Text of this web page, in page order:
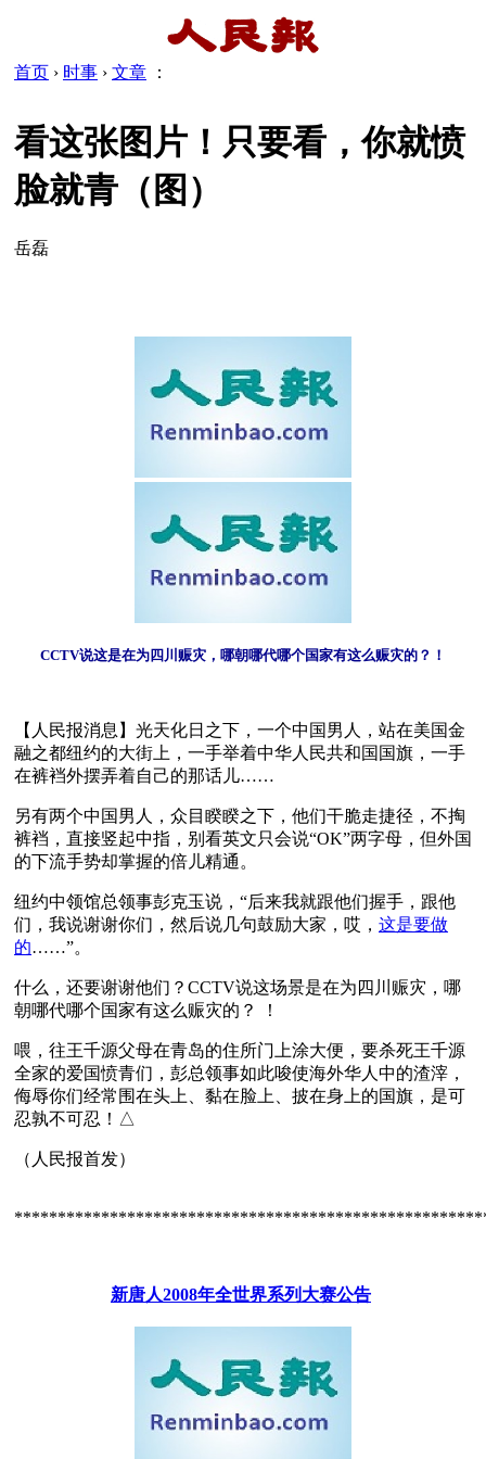
首页 › 时事 › 文章 ：
看这张图片！只要看，你就愤
脸就青（图）
岳磊
CCTV说这是在为四川赈灾，哪朝哪代哪个国家有这么赈灾的？！
【人民报消息】光天化日之下，一个中国男人，站在美国金
融之都纽约的大街上，一手举着中华人民共和国国旗，一手
在裤裆外摆弄着自己的那话儿……
另有两个中国男人，众目睽睽之下，他们干脆走捷径，不掏
裤裆，直接竖起中指，别看英文只会说“OK”两字母，但外国
的下流手势却掌握的倍儿精通。
纽约中领馆总领事彭克玉说，“后来我就跟他们握手，跟他
们，我说谢谢你们，然后说几句鼓励大家，哎， 这是要做
的……”。
什么，还要谢谢他们？CCTV说这场景是在为四川赈灾，哪
朝哪代哪个国家有这么赈灾的？ ！
喂，往王千源父母在青岛的住所门上涂大便，要杀死王千源
全家的爱国愤青们，彭总领事如此唆使海外华人中的渣滓，
侮辱你们经常围在头上、黏在脸上、披在身上的国旗，是可
忍孰不可忍！△
（人民报首发）
新唐人2008年全世界系列大赛公告